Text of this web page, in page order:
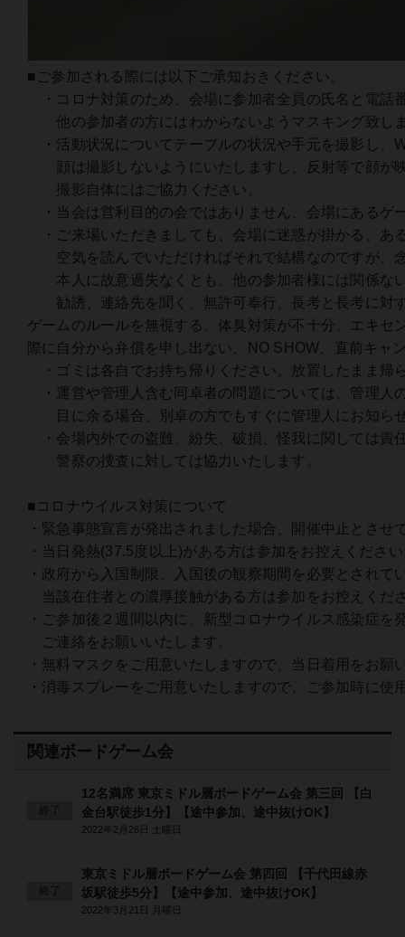
■ご参加される際には以下ご承知おきください。
・コロナ対策のため、会場に参加者全員の氏名と電話
他の参加者の方にはわからないようマスキング致し
・活動状況についてテーブルの状況や手元を撮影し、
顔は撮影しないようにいたしますし、反射等で顔が
撮影自体にはご協力ください。
・当会は営利目的の会ではありません、会場にあるゲ
・ご来場いただきましても、会場に迷惑が掛かる、あ
空気を読んでいただければそれで結構なのですが、
本人に故意過失なくとも、他の参加者様には関係な
勧誘、連絡先を聞く、無許可奉行、長考と長考に対す
ゲームのルールを無視する、体臭対策が不十分、エキ
際に自分から弁償を申し出ない、NO SHOW、直前キ
・ゴミは各自でお持ち帰りください。放置したまま帰
・運営や管理人含む同卓者の問題については、管理人
目に余る場合、別卓の方でもすぐに管理人にお知ら
・会場内外での盗難、紛失、破損、怪我に関しては責
警察の捜査に対しては協力いたします。
■コロナウイルス対策について
・緊急事態宣言が発出されました場合、開催中止とさ
・当日発熱(37.5度以上)がある方は参加をお控えくださ
・政府から入国制限、入国後の観察期間を必要とされて
当該在住者との濃厚接触がある方は参加をお控えくだ
・ご参加後２週間以内に、新型コロナウイルス感染症を
ご連絡をお願いいたします。
・無料マスクをご用意いたしますので、当日着用をお願
・消毒スプレーをご用意いたしますので、ご参加時に使
関連ボードゲーム会
12名満席 東京ミドル層ボードゲーム会 第三回 【白
金台駅徒歩1分】【途中参加、途中抜けOK】
2022年2月26日 土曜日
東京ミドル層ボードゲーム会 第四回 【千代田線赤
坂駅徒歩5分】【途中参加、途中抜けOK】
2022年3月21日 月曜日